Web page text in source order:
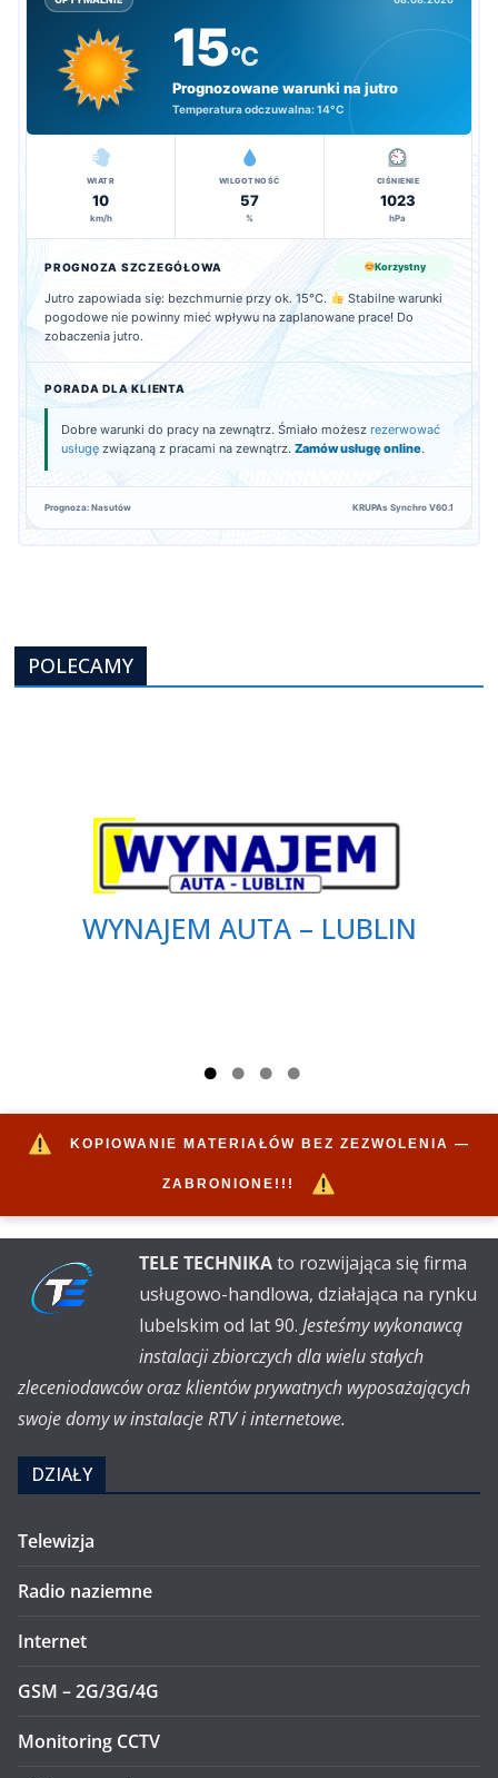
15°C
Prognozowane warunki na jutro
Temperatura odczuwalna:14°C
WIATR
10
km/h
WILGOTNOŚĆ
57
%
CIŚNIENIE
1023
hPa
PROGNOZA SZCZEGÓŁOWA Korzystny
Jutro zapowiada się: bezchmurnie przy ok. 15°C.
Stabilne warunki
pogodowe nie powinny mieć wpływu na zaplanowane prace! Do
zobaczenia jutro.
PORADA DLA KLIENTA
Dobre warunki do pracy na zewnątrz. Śmiało możesz rezerwować
usługę związaną z pracami na zewnątrz. Zamów usługę online.
Prognoza: Nasutów KRUPAs Synchro V60.1
POLECAMY
WYNAJEM AUTA – LUBLIN
KOPIOWANIE MATERIAŁÓW BEZ ZEZWOLENIA —
ZABRONIONE!!!
TELE TECHNIKAto rozwijająca się firma
usługowo-handlowa, działająca na rynku
lubelskim od lat 90. Jesteśmy wykonawcą
instalacji zbiorczych dla wielu stałych
zleceniodawców oraz klientów prywatnych wyposażających
swoje domy w instalacje RTV i internetowe.
DZIAŁY
Telewizja
Radio naziemne
Internet
GSM – 2G/3G/4G
Monitoring CCTV